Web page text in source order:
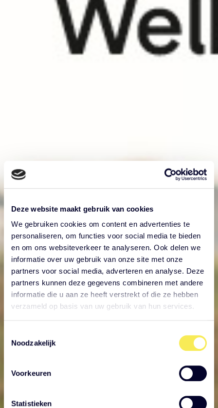
Deze website maakt gebruik van cookies
We gebruiken cookies om content en advertenties te
personaliseren, om functies voor social media te bieden
en om ons websiteverkeer te analyseren. Ook delen we
informatie over uw gebruik van onze site met onze
partners voor social media, adverteren en analyse. Deze
partners kunnen deze gegevens combineren met andere
informatie die u aan ze heeft verstrekt of die ze hebben
verzameld op basis van uw gebruik van hun services.
Noodzakelijk
Voorkeuren
Statistieken